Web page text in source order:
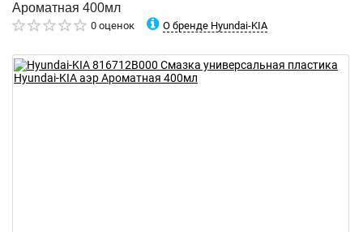
Ароматная 400мл
0 оценок О бренде Hyundai-KIA